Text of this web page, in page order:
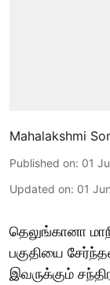
Mahalakshmi
Published on: 01
Updated on: 01
தெலுங்கானா
பகுதியை
இவருக்கும்